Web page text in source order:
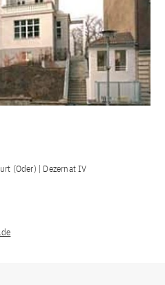
(Oder) | Dezernat IV